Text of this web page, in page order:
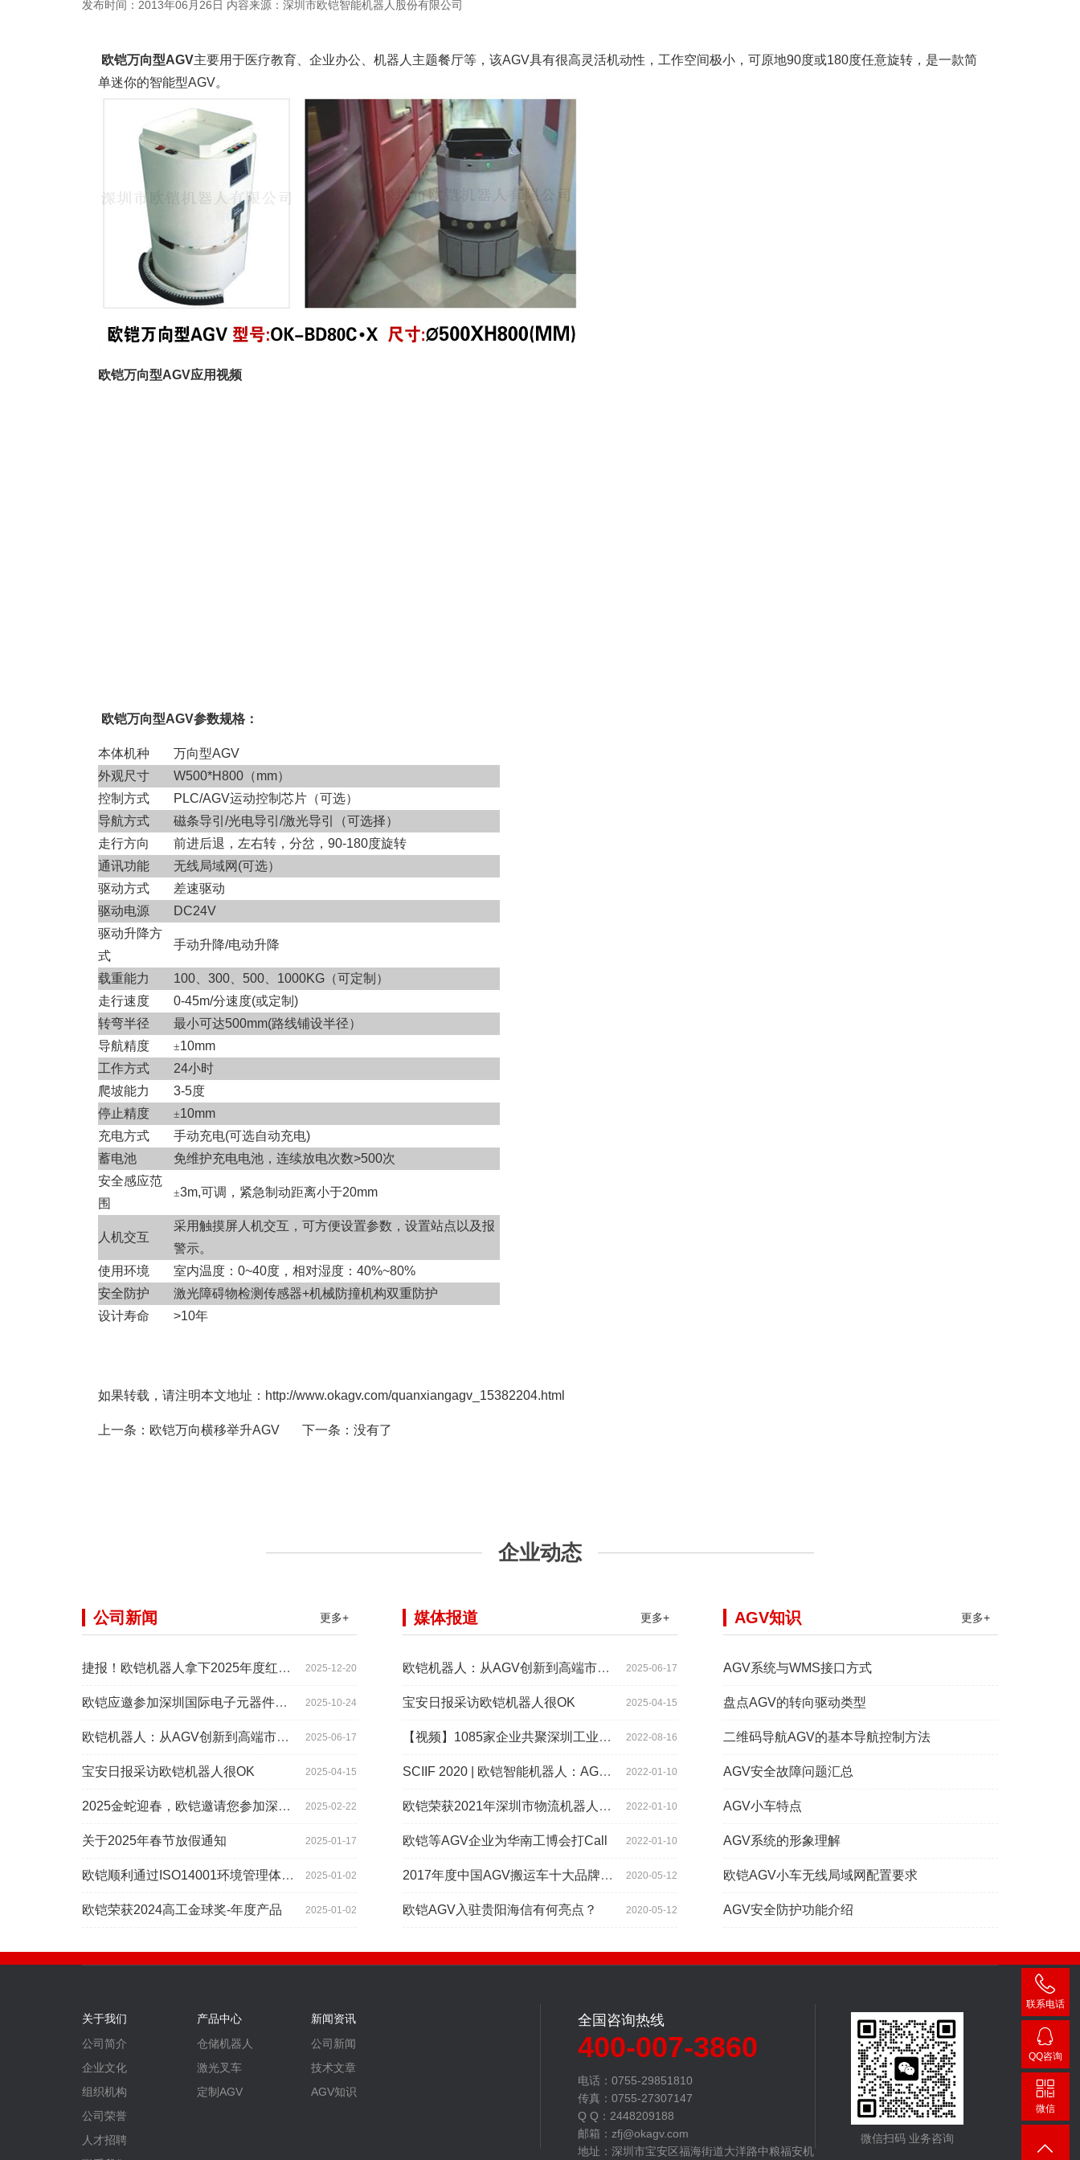
发布时间：2013年06月26日 内容来源：深圳市欧铠智能机器人股份有限公司
欧铠万向型AGV主要用于医疗教育、企业办公、机器人主题餐厅等，该AGV具有很高灵活机动性，工作空间极小，可原地90度或180度任意旋转，是一款简
单迷你的智能型AGV。
欧铠万向型AGV应用视频
欧铠万向型AGV参数规格：
本体机种
万向型AGV
外观尺寸
W500*H800（mm）
控制方式
PLC/AGV运动控制芯片（可选）
导航方式
磁条导引/光电导引/激光导引（可选择）
走行方向
前进后退，左右转，分岔，90-180度旋转
通讯功能
无线局域网(可选）
驱动方式
差速驱动
驱动电源
DC24V
驱动升降方
式
手动升降/电动升降
载重能力
100、300、500、1000KG（可定制）
走行速度
0-45m/分速度(或定制)
转弯半径
最小可达500mm(路线铺设半径）
导航精度
±10mm
工作方式
24小时
爬坡能力
3-5度
停止精度
±10mm
充电方式
手动充电(可选自动充电)
蓄电池
免维护充电电池，连续放电次数>500次
安全感应范
围
±3m,可调，紧急制动距离小于20mm
人机交互
采用触摸屏人机交互，可方便设置参数，设置站点以及报
警示。
使用环境
室内温度：0~40度，相对湿度：40%~80%
安全防护
激光障碍物检测传感器+机械防撞机构双重防护
设计寿命
>10年
如果转载，请注明本文地址：http://www.okagv.com/quanxiangagv_15382204.html
上一条： 欧铠万向横移举升AGV 下一条：没有了
企业动态
更多+
公司新闻
2025-12-20
捷报！欧铠机器人拿下2025年度红帆奖！
2025-10-24
欧铠应邀参加深圳国际电子元器件展时间:2025年10月28-
2025-06-17
欧铠机器人：从AGV创新到高端市场的领导蜕变
2025-04-15
宝安日报采访欧铠机器人很OK
2025-02-22
2025金蛇迎春，欧铠邀请您参加深圳工业展
2025-01-17
关于2025年春节放假通知
2025-01-02
欧铠顺利通过ISO14001环境管理体系认证
2025-01-02
欧铠荣获2024高工金球奖-年度产品
更多+
媒体报道
2025-06-17
欧铠机器人：从AGV创新到高端市场的领导蜕变
2025-04-15
宝安日报采访欧铠机器人很OK
2022-08-16
【视频】1085家企业共聚深圳工业展，为“双链”畅通堵点、卡点
2022-01-10
SCIIF 2020 | 欧铠智能机器人：AGV自动化物流设备及系统
2022-01-10
欧铠荣获2021年深圳市物流机器人应用大赛创新项目奖
2022-01-10
欧铠等AGV企业为华南工博会打Call
2020-05-12
2017年度中国AGV搬运车十大品牌总评榜揭晓
2020-05-12
欧铠AGV入驻贵阳海信有何亮点？
更多+
AGV知识
AGV系统与WMS接口方式
盘点AGV的转向驱动类型
二维码导航AGV的基本导航控制方法
AGV安全故障问题汇总
AGV小车特点
AGV系统的形象理解
欧铠AGV小车无线局域网配置要求
AGV安全防护功能介绍
关于我们
公司简介
企业文化
组织机构
公司荣誉
人才招聘
产品中心
仓储机器人
激光叉车
定制AGV
新闻资讯
公司新闻
技术文章
AGV知识
全国咨询热线
400-007-3860
电话：0755-29851810
传真：0755-27307147
Q Q：2448209188
邮箱：zfj@okagv.com
地址：深圳市宝安区福海街道大洋路中粮福安机
微信扫码 业务咨询
联系电话
400-
007-
3860
QQ咨询
微信